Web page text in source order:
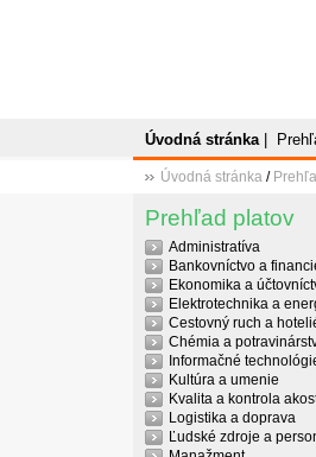
Úvodná stránka|
Úvodná stránka /
Prehľad platov
Administratíva
Bankovníctvo a
Ekonomika a
Elektrotechnika a
Cestovný ruch a
Chémia a
Informačné
Kultúra a umenie
Kvalita a kontrola
Logistika a doprava
Ľudské zdroje a